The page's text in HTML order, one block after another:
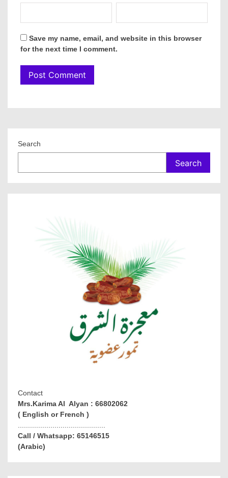
Save my name, email, and website in this browser
for the next time I comment.
Search
Search
Contact
Mrs.Karima Al Alyan : 66802062
( English or French )
Call / Whatsapp: 65146515
(Arabic)